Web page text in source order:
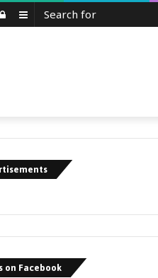
Sidebar
Log
on Facebook